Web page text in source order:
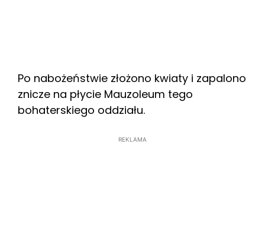
Po nabożeństwie złożono kwiaty i zapalono
znicze na płycie Mauzoleum tego
bohaterskiego oddziału.
REKLAMA